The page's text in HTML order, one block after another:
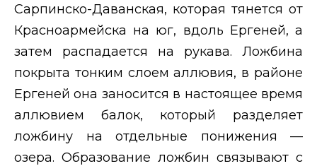
Сарпинско-Даванская, которая тянется от
Красноармейска на юг, вдоль Ергеней, а
затем распадается на рукава. Ложбина
покрыта тонким слоем аллювия, в районе
Ергеней она заносится в настоящее время
аллювием балок, который разделяет
ложбину на отдельные понижения —
озера. Образование ложбин связывают с